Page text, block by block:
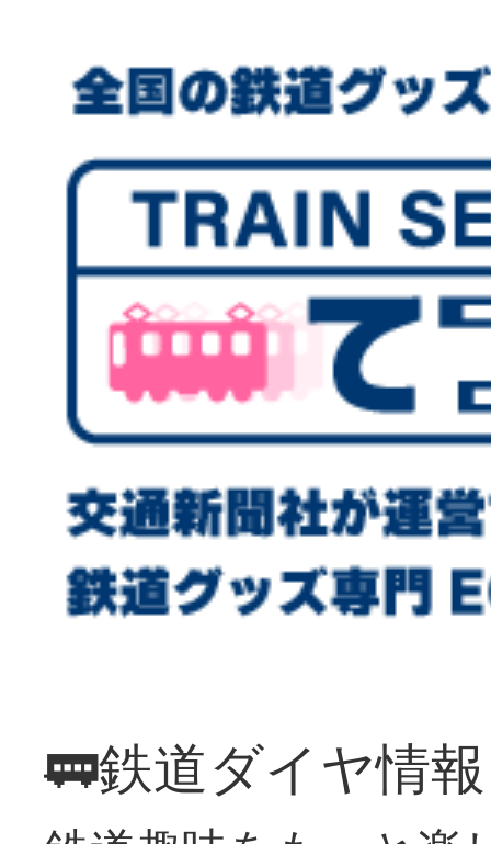
🚃鉄道ダイヤ情